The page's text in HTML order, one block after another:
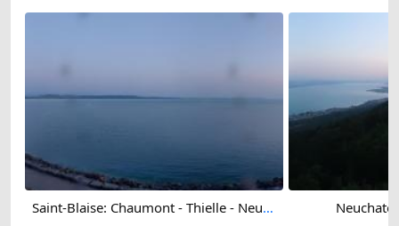
Saint-Blaise: Chaumont - Thielle - Neuchatel - Lake Neuchâtel - Chasseral